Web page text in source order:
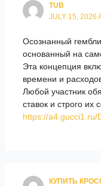
TUB
JULY 15, 2026
Осознанный
основанный на
Эта концепция
времени и
Любой участник
ставок и строго их
https://a4.gucci1.ru/
КУПИТЬ